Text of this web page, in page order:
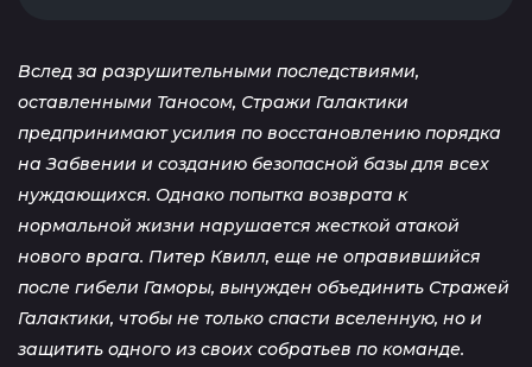
Вслед за разрушительными последствиями,
оставленными Таносом, Стражи Галактики
предпринимают усилия по восстановлению порядка
на Забвении и созданию безопасной базы для всех
нуждающихся. Однако попытка возврата к
нормальной жизни нарушается жесткой атакой
нового врага. Питер Квилл, еще не оправившийся
после гибели Гаморы, вынужден объединить Стражей
Галактики, чтобы не только спасти вселенную, но и
защитить одного из своих собратьев по команде.